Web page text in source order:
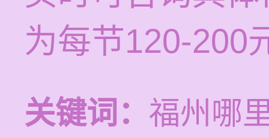
为每节120-200
关键词： 福州哪